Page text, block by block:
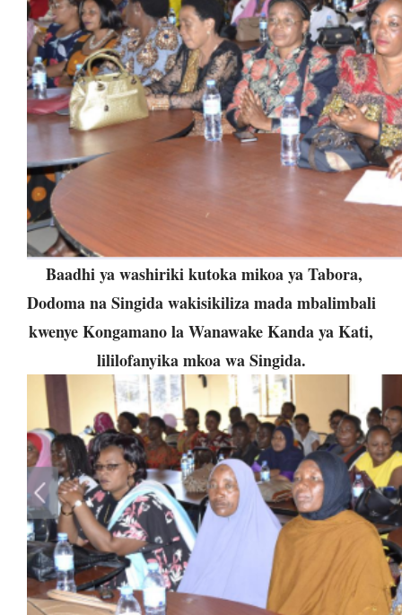
Baadhi ya washiriki kutoka mikoa ya Tabora,
Dodoma na Singida wakisikiliza mada mbalimbali
kwenye Kongamano la Wanawake Kanda ya Kati,
lililofanyika mkoa wa Singida.